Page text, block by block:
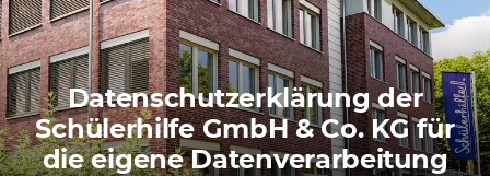
Datenschutzerklärung der
Schülerhilfe GmbH & Co. KG für
die eigene Datenverarbeitung